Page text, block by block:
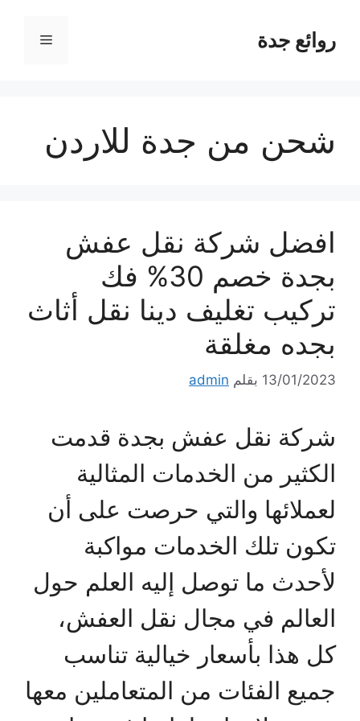
المحتوىروائع جدة القائمة
شحن من جدة للاردن
افضل شركة نقل عفش
بجدة خصم 30% فك
تركيب تغليف دينا نقل أثاث
بجده مغلقة
13/01/2023 بقلم admin
شركة نقل عفش بجدة قدمت
الكثير من الخدمات المثالية
لعملائها والتي حرصت على أن
تكون تلك الخدمات مواكبة
لأحدث ما توصل إليه العلم حول
العالم في مجال نقل العفش،
كل هذا بأسعار خيالية تناسب
جميع الفئات من المتعاملين معها